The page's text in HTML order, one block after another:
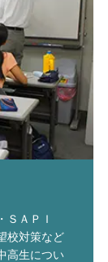
ＳＡＰＩ
校対策など
高生につい